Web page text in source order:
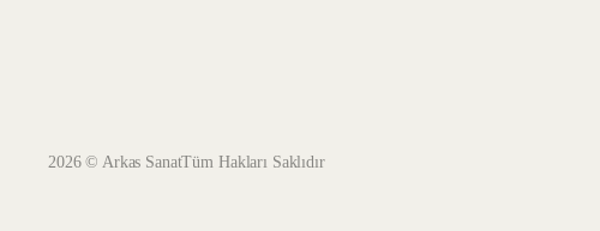
2026 © Arkas SanatTüm Hakları Saklıdır